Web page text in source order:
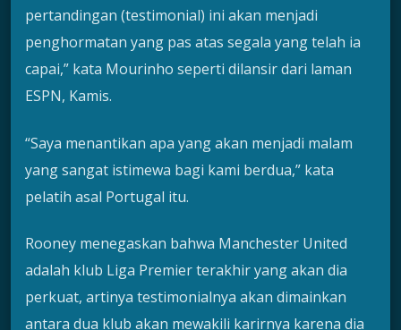
pertandingan (testimonial) ini akan menjadi
penghormatan yang pas atas segala yang telah ia
capai,” kata Mourinho seperti dilansir dari laman
ESPN, Kamis.
“Saya menantikan apa yang akan menjadi malam
yang sangat istimewa bagi kami berdua,” kata
pelatih asal Portugal itu.
Rooney menegaskan bahwa Manchester United
adalah klub Liga Premier terakhir yang akan dia
perkuat, artinya testimonialnya akan dimainkan
antara dua klub akan mewakili karirnya karena dia